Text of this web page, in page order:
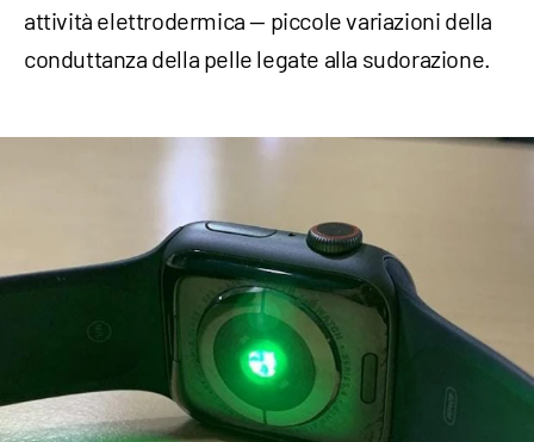
attività elettrodermica — piccole variazioni della
conduttanza della pelle legate alla sudorazione.